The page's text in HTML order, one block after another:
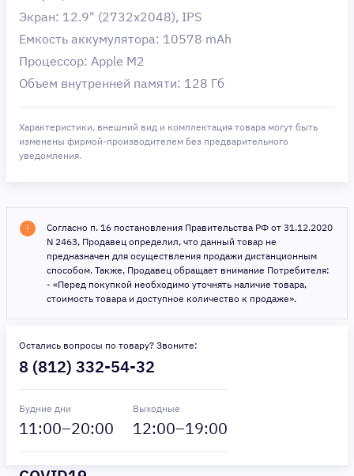
Экран: 12.9" (2732x2048), IPS
Емкость аккумулятора: 10578 mAh
Процессор: Apple M2
Объем внутренней памяти: 128 Гб
Характеристики, внешний вид и комплектация товара могут быть
изменены фирмой-производителем без предварительного
уведомления.
Согласно п. 16 постановления Правительства РФ от 31.12.2020
N 2463, Продавец определил, что данный товар не
предназначен для осуществления продажи дистанционным
способом. Также, Продавец обращает внимание Потребителя:
- «Перед покупкой необходимо уточнять наличие товара,
стоимость товара и доступное количество к продаже».
Остались вопросы по товару? Звоните:
8 (812) 332-54-32
Будние дни
11:00–20:00
Выходные
12:00–19:00